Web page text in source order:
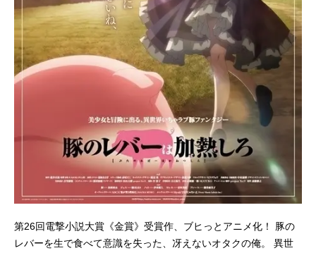
第26回電撃小説大賞《金賞》受賞作、ブヒっとアニメ化！ 豚の
レバーを生で食べて意識を失った、冴えないオタクの俺。 異世